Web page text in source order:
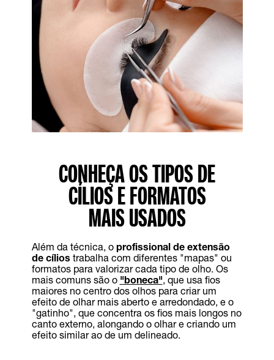
CONHEÇA OS TIPOS DE
CÍLIOS E FORMATOS
MAIS USADOS
Além da técnica, o profissional de extensão
de cílios trabalha com diferentes "mapas" ou
formatos para valorizar cada tipo de olho. Os
mais comuns são o "boneca", que usa fios
maiores no centro dos olhos para criar um
efeito de olhar mais aberto e arredondado, e o
"gatinho", que concentra os fios mais longos no
canto externo, alongando o olhar e criando um
efeito similar ao de um delineado.